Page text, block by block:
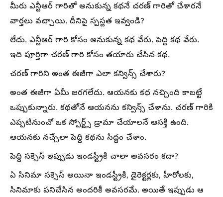
మీరు ఎన్టీఆర్ గారితో అనుకున్న కథనే చరణ్ గారితో చేశారనే
వార్తలు వచ్చాయి. దీనిపై స్పస్టత ఇవ్వండి?
లేదు. ఎన్టీఆర్ గారి కోసం అనుకున్న కథ వేరు. పెద్ది కథ వేరు.
ఇది పూర్తిగా చరణ్ గారి కోసం తయారు చేసిన కథ.
చరణ్ గారిని అంత ఈజీగా ఎలా కన్విన్స్ చేశారు?
అంత ఈజీగా ఏమీ జరగలేదు. ఆయనకు కథ నచ్చింది కాబట్టే
ఒప్పుకున్నారు. కథతోనే ఆయనను కన్విన్స్ చేశాను. చరణ్ గారికి
ఎప్పటినుంచో ఒక స్పోర్ట్స్ డ్రామా చేయాలనే ఆసక్తి ఉంది.
ఆయనకు నచ్చేలా పెద్ది కథను సిద్ధం చేశాం.
పెద్ది సక్సెస్ ఇప్పుడు ఇండస్ట్రీకి చాలా అవసరం కదా?
ఏ సినిమా సక్సెస్ అయినా ఇండస్ట్రీకి, డైరెక్టర్లకు, హీరోలకు,
సినిమాకు పనిచేసిన అందరికీ అవసరమే. అయితే ఇప్పుడు ఆ